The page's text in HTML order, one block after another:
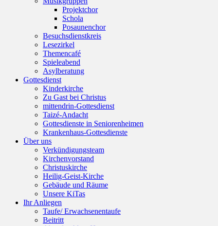
Projektchor
Schola
Posaunenchor
Besuchsdienstkreis
Lesezirkel
Themencafé
Spieleabend
Asylberatung
Gottesdienst
Kinderkirche
Zu Gast bei Christus
mittendrin-Gottesdienst
Taizé-Andacht
Gottesdienste in Seniorenheimen
Krankenhaus-Gottesdienste
Über uns
Verkündigungsteam
Kirchenvorstand
Christuskirche
Heilig-Geist-Kirche
Gebäude und Räume
Unsere KiTas
Ihr Anliegen
Taufe/ Erwachsenentaufe
Beitritt